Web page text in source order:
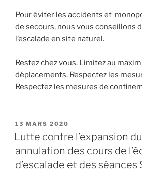
Pour éviter les accidents et
de secours, nous vous conseillons
l’escalade en site naturel.
Restez chez vous. Limitez au
déplacements. Respectez les
Respectez les mesures de
PUBLIÉ
LE
13 MARS 2020
Lutte contre l’expansion
annulation des cours de
d’escalade et des séances